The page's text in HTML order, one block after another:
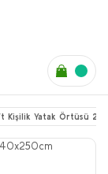
Kişilik Yatak Örtüsü